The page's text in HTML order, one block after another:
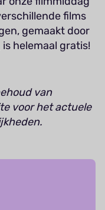
films
gemaakt door
helemaal gratis!
van
voor het actuele